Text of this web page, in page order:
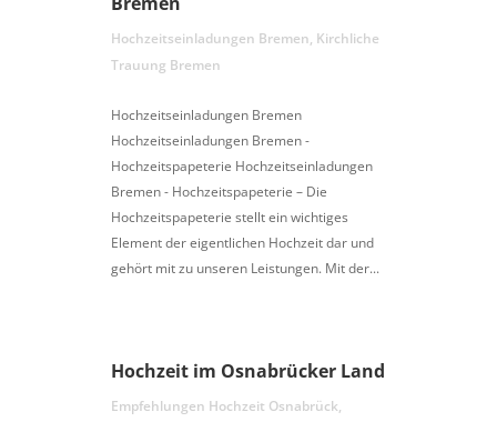
Hochzeitseinladungen Bremen, Kirchliche
Trauung Bremen
Hochzeitseinladungen Bremen
Hochzeitseinladungen Bremen -
Hochzeitspapeterie Hochzeitseinladungen
Bremen - Hochzeitspapeterie – Die
Hochzeitspapeterie stellt ein wichtiges
Element der eigentlichen Hochzeit dar und
gehört mit zu unseren Leistungen. Mit der...
Hochzeit im Osnabrücker Land
Empfehlungen Hochzeit Osnabrück,